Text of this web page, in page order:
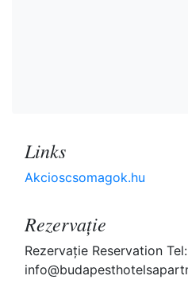
Links
Akcioscsomagok.hu
Rezervaţie
Rezervaţie Reservation